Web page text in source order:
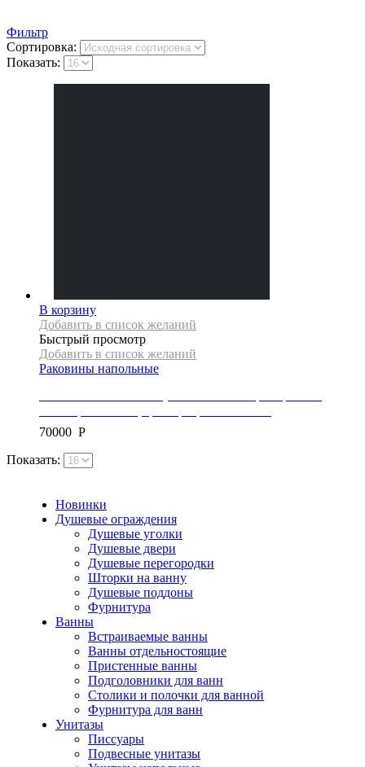
Фильтр
Сортировка:
Показать:
В корзину
Добавить в список желаний
Быстрый просмотр
Добавить в список желаний
Раковины напольные
70000 Р
Показать:
Новинки
Душевые ограждения
Душевые уголки
Душевые двери
Душевые перегородки
Шторки на ванну
Душевые поддоны
Фурнитура
Ванны
Встраиваемые ванны
Ванны отдельностоящие
Пристенные ванны
Подголовники для ванн
Столики и полочки для ванной
Фурнитура для ванн
Унитазы
Писсуары
Подвесные унитазы